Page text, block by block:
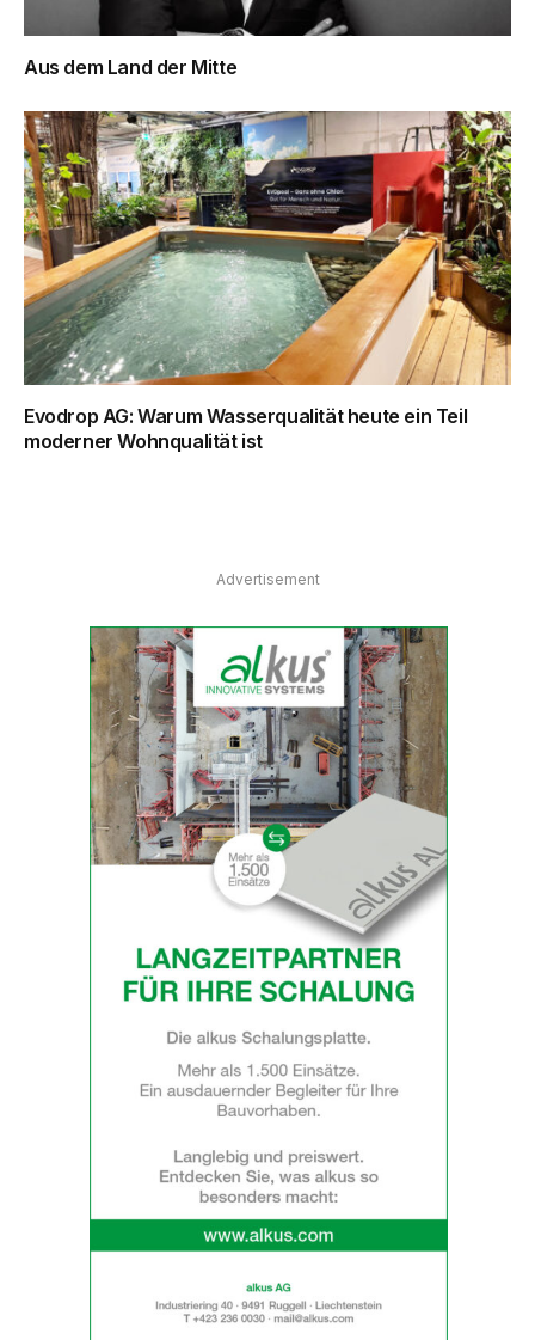
Aus dem Land der Mitte
Evodrop AG: Warum Wasserqualität heute ein Teil
moderner Wohnqualität ist
Advertisement